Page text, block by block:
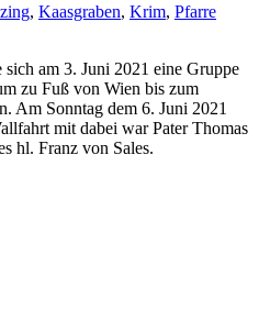
, Kaasgraben, Krim, Pfarre
sich am 3. Juni 2021 eine Gruppe
zu Fuß von Wien bis zum
Am Sonntag dem 6. Juni 2021
mit dabei war Pater Thomas
hl. Franz von Sales.